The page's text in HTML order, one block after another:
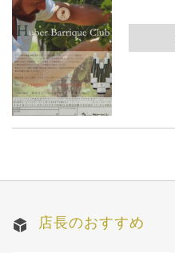
店長のおすすめ